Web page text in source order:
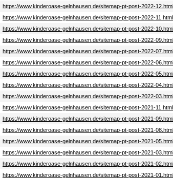
https://www.kinderoase-gelnhausen.de/sitemap-pt-post-2022-12.html
https://www.kinderoase-gelnhausen.de/sitemap-pt-post-2022-11.html
https://www.kinderoase-gelnhausen.de/sitemap-pt-post-2022-10.html
https://www.kinderoase-gelnhausen.de/sitemap-pt-post-2022-09.html
https://www.kinderoase-gelnhausen.de/sitemap-pt-post-2022-07.html
https://www.kinderoase-gelnhausen.de/sitemap-pt-post-2022-06.html
https://www.kinderoase-gelnhausen.de/sitemap-pt-post-2022-05.html
https://www.kinderoase-gelnhausen.de/sitemap-pt-post-2022-04.html
https://www.kinderoase-gelnhausen.de/sitemap-pt-post-2022-03.html
https://www.kinderoase-gelnhausen.de/sitemap-pt-post-2021-11.html
https://www.kinderoase-gelnhausen.de/sitemap-pt-post-2021-09.html
https://www.kinderoase-gelnhausen.de/sitemap-pt-post-2021-08.html
https://www.kinderoase-gelnhausen.de/sitemap-pt-post-2021-05.html
https://www.kinderoase-gelnhausen.de/sitemap-pt-post-2021-03.html
https://www.kinderoase-gelnhausen.de/sitemap-pt-post-2021-02.html
https://www.kinderoase-gelnhausen.de/sitemap-pt-post-2021-01.html